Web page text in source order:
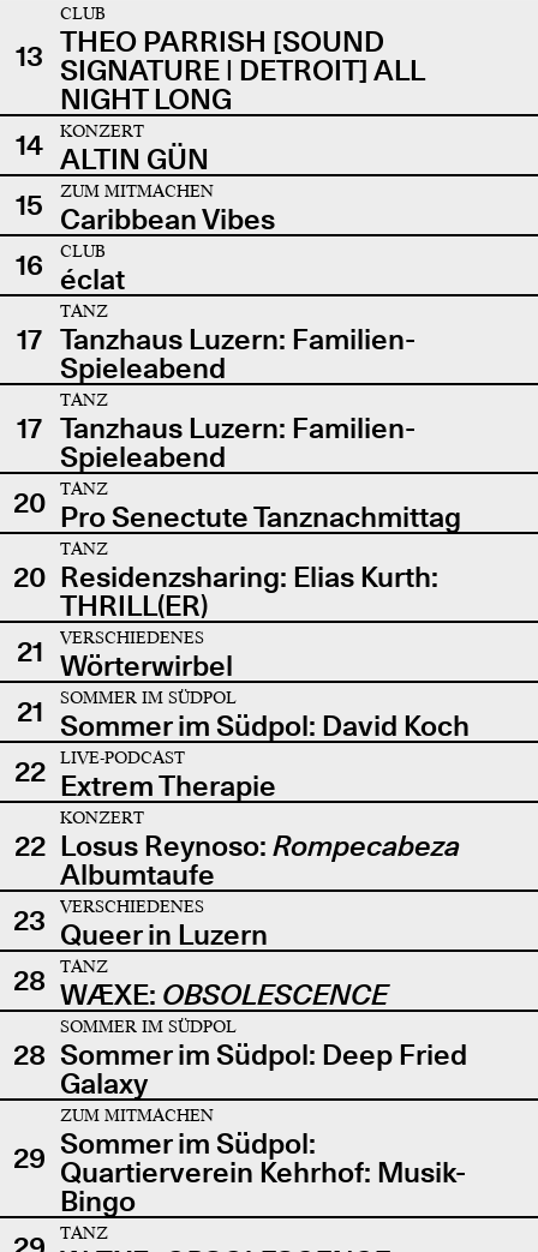
13
CLUB
THEO PARRISH [SOUND
SIGNATURE | DETROIT] ALL
NIGHT LONG
14
KONZERT
ALTIN GÜN
15
ZUM MITMACHEN
Caribbean Vibes
16
CLUB
éclat
17
TANZ
Tanzhaus Luzern: Familien-
Spieleabend
17
TANZ
Tanzhaus Luzern: Familien-
Spieleabend
20
TANZ
Pro Senectute Tanznachmittag
20
TANZ
Residenzsharing: Elias Kurth:
THRILL(ER)
21
VERSCHIEDENES
Wörterwirbel
21
SOMMER IM SÜDPOL
Sommer im Südpol: David Koch
22
LIVE-PODCAST
Extrem Therapie
22
KONZERT
Losus Reynoso: Rompecabeza
Albumtaufe
23
VERSCHIEDENES
Queer in Luzern
28
TANZ
WÆXE: OBSOLESCENCE
28
SOMMER IM SÜDPOL
Sommer im Südpol: Deep Fried
Galaxy
29
ZUM MITMACHEN
Sommer im Südpol:
Quartierverein Kehrhof: Musik-
Bingo
TANZ